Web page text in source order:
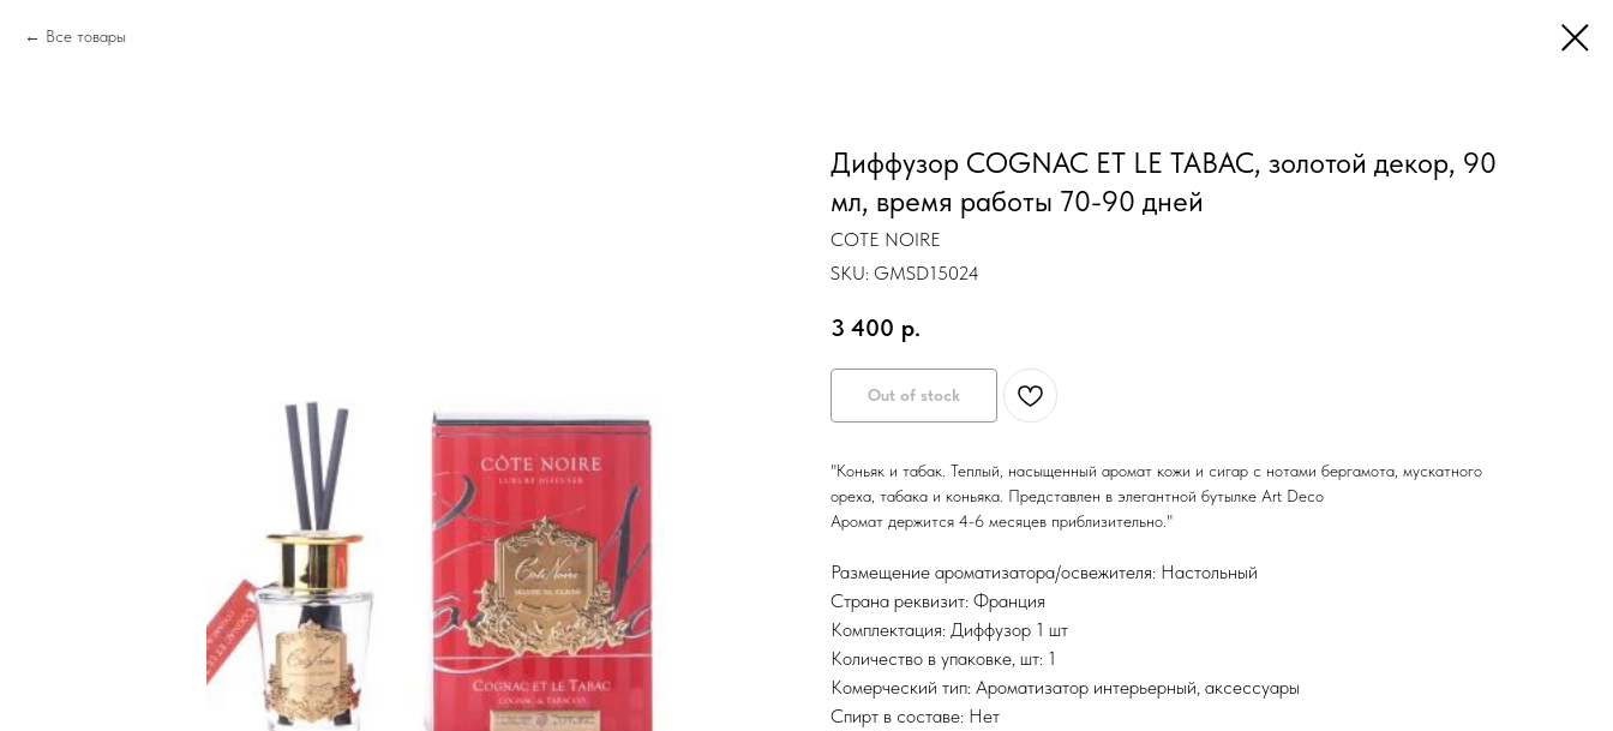
Все товары
Диффузор COGNAC ET LE TABAC, золотой декор, 90
мл, время работы 70-90 дней
COTE NOIRE
SKU: GMSD15024
3 400 р.
Out of stock
"Коньяк и табак. Теплый, насыщенный аромат кожи и сигар с нотами бергамота, мускатного
ореха, табака и коньяка. Представлен в элегантной бутылке Art Deco
Аромат держится 4-6 месяцев приблизительно."
Размещение ароматизатора/освежителя: Настольный
Страна реквизит: Франция
Комплектация: Диффузор 1 шт
Количество в упаковке, шт: 1
Комерческий тип: Ароматизатор интерьерный, аксессуары
Спирт в составе: Нет